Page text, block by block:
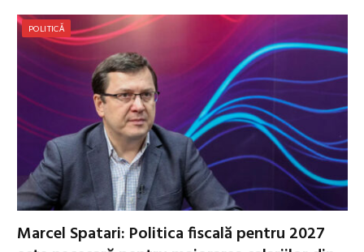
POLITICĂ
Marcel Spatari: Politica fiscală pentru 2027